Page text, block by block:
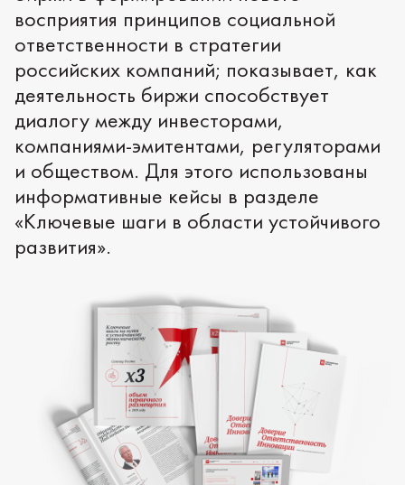
восприятия принципов социальной
ответственности в стратегии
российских компаний; показывает, как
деятельность биржи способствует
диалогу между инвесторами,
компаниями-эмитентами, регуляторами
и обществом. Для этого использованы
информативные кейсы в разделе
«Ключевые шаги в области устойчивого
развития».